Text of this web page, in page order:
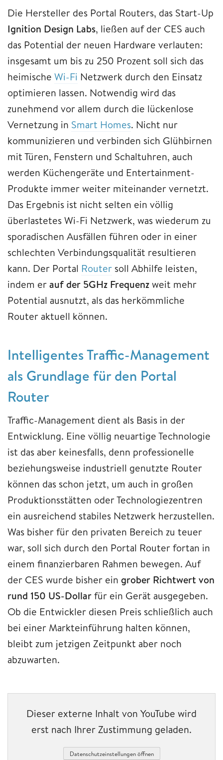
Die Hersteller des Portal Routers, das Start-Up
Ignition Design Labs, ließen auf der CES auch
das Potential der neuen Hardware verlauten:
insgesamt um bis zu 250 Prozent soll sich das
heimische Wi-Fi Netzwerk durch den Einsatz
optimieren lassen. Notwendig wird das
zunehmend vor allem durch die lückenlose
Vernetzung in Smart Homes. Nicht nur
kommunizieren und verbinden sich Glühbirnen
mit Türen, Fenstern und Schaltuhren, auch
werden Küchengeräte und Entertainment-
Produkte immer weiter miteinander vernetzt.
Das Ergebnis ist nicht selten ein völlig
überlastetes Wi-Fi Netzwerk, was wiederum zu
sporadischen Ausfällen führen oder in einer
schlechten Verbindungsqualität resultieren
kann. Der Portal Router soll Abhilfe leisten,
indem erauf der 5GHz Frequenzweit mehr
Potential ausnutzt, als das herkömmliche
Router aktuell können.
Intelligentes Traffic-Management
als Grundlage für den Portal
Router
Traffic-Management dient als Basis in der
Entwicklung. Eine völlig neuartige Technologie
ist das aber keinesfalls, denn professionelle
beziehungsweise industriell genutzte Router
können das schon jetzt, um auch in großen
Produktionsstätten oder Technologiezentren
ein ausreichend stabiles Netzwerk herzustellen.
Was bisher für den privaten Bereich zu teuer
war, soll sich durch den Portal Router fortan in
einem finanzierbaren Rahmen bewegen. Auf
der CES wurde bisher ein grober Richtwert von
rund 150 US-Dollarfür ein Gerät ausgegeben.
Ob die Entwickler diesen Preis schließlich auch
bei einer Markteinführung halten können,
bleibt zum jetzigen Zeitpunkt aber noch
abzuwarten.
Dieser externe Inhalt von YouTube wird
erst nach Ihrer Zustimmung geladen.
Datenschutzeinstellungen öffnen